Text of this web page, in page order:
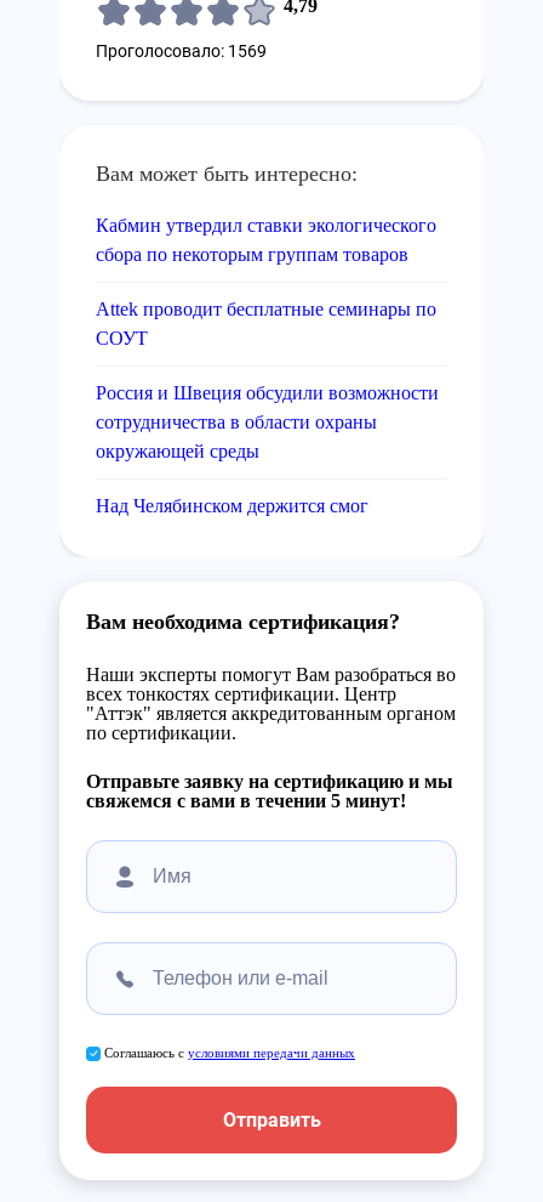
4,79
Проголосовало: 1569
Вам может быть интересно:
Кабмин утвердил ставки экологического
сбора по некоторым группам товаров
Attek проводит бесплатные семинары по
СОУТ
Россия и Швеция обсудили возможности
сотрудничества в области охраны
окружающей среды
Над Челябинском держится смог
Вам необходима сертификация?
Наши эксперты помогут Вам разобраться во
всех тонкостях сертификации. Центр
"Аттэк" является аккредитованным органом
по сертификации.
Отправьте заявку на сертификацию и мы
свяжемся с вами в течении 5 минут!
Соглашаюсь с условиями передачи данных
Отправить